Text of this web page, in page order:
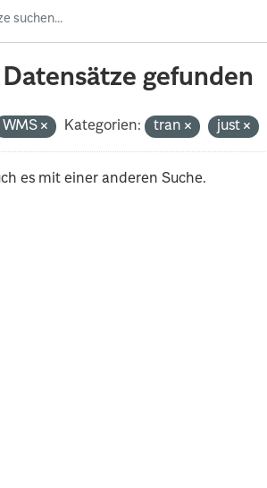
Datensätze gefunden
WMS Kategorien: tran just
es mit einer anderen Suche.